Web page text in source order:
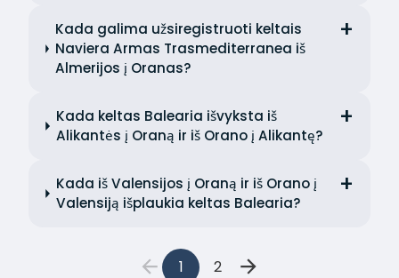
Kada galima užsiregistruoti keltais
Naviera Armas Trasmediterranea iš
Almerijos į Oranas?
Kada keltas Balearia išvyksta iš
Alikantės į Oraną ir iš Orano į Alikantę?
Kada iš Valensijos į Oraną ir iš Orano į
Valensiją išplaukia keltas Balearia?
1 2